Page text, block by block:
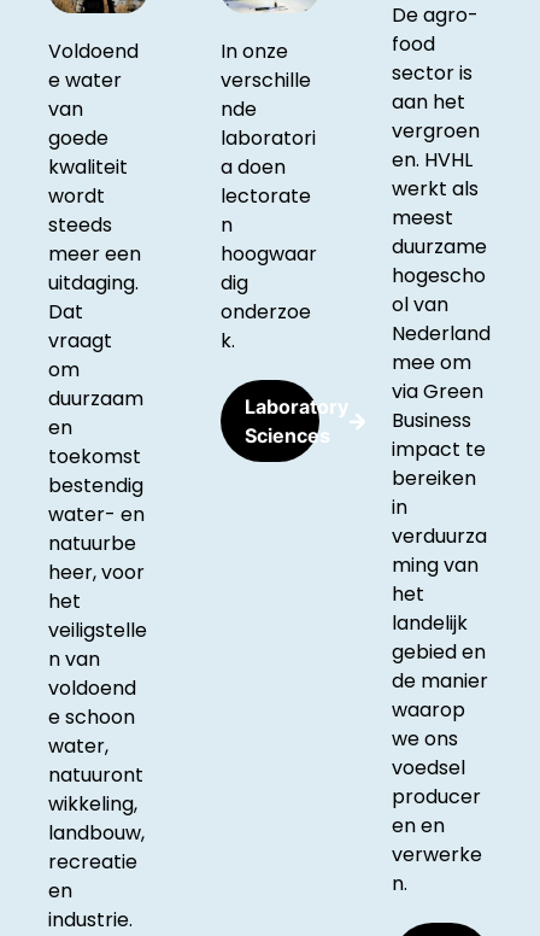
Voldoend
e water
van
goede
kwaliteit
wordt
steeds
meer een
uitdaging.
Dat
vraagt
om
duurzaam
en
toekomst
bestendig
water- en
natuurbe
heer, voor
het
veiligstelle
n van
voldoend
e schoon
water,
natuuront
wikkeling,
landbouw,
recreatie
en
industrie.
In onze
verschille
nde
laboratori
a doen
lectorate
n
hoogwaar
dig
onderzoe
k.
Laboratory
Sciences
De agro-
food
sector is
aan het
vergroen
en. HVHL
werkt als
meest
duurzame
hogescho
ol van
Nederland
mee om
via Green
Business
impact te
bereiken
in
verduurza
ming van
het
landelijk
gebied en
de manier
waarop
we ons
voedsel
producer
en en
verwerke
n.